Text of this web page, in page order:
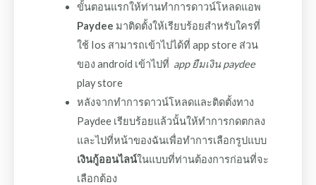
ขั้นตอนแรกให้ท่านทำการดาวน์โหลดแอพ
Paydee มาติดตั้งให้เรียบร้อยสำหรับใครที่
ใช้ Ios สามารถเข้าไปได้ที่ app store ส่วน
ของ android เข้าไปที่ app ยืมเงิน paydee
play store
หลังจากทำการดาวน์โหลดและติดตั้งทาง
Paydee เรียบร้อยแล้วนั้นให้ทำการกดตกลง
และไปที่หน้าของฉันเพื่อทำการเลือกรูปแบบ
เงินกู้ออนไลน์ในแบบที่ท่านต้องการก่อนที่จะ
เลือกต้อง